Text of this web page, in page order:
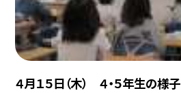
４月１５日（木） ４・５年生の様子